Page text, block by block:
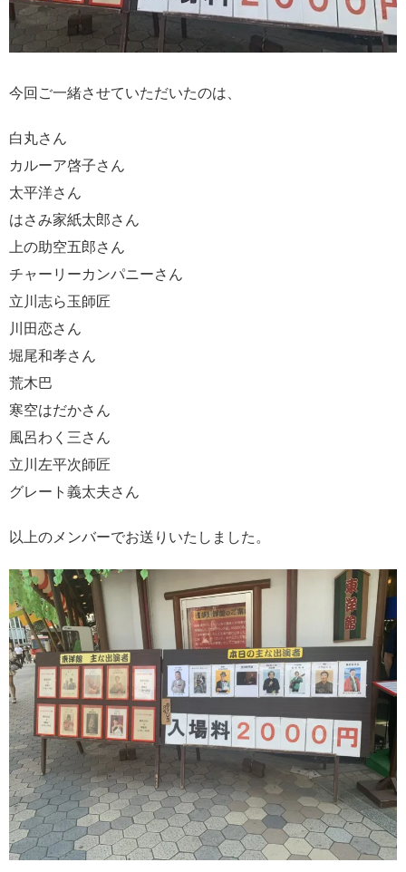
今回ご一緒させていただいたのは、
白丸さん
カルーア啓子さん
太平洋さん
はさみ家紙太郎さん
上の助空五郎さん
チャーリーカンパニーさん
立川志ら玉師匠
川田恋さん
堀尾和孝さん
荒木巴
寒空はだかさん
風呂わく三さん
立川左平次師匠
グレート義太夫さん
以上のメンバーでお送りいたしました。